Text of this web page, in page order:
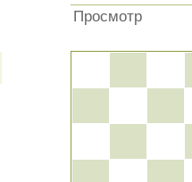
Просмотр